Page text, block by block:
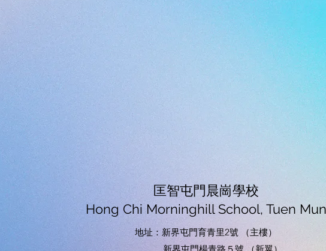
匡智屯門晨崗學校
Hong Chi Morninghill School, Tuen Mun
地址： 新界屯門育青里2號 （主樓）